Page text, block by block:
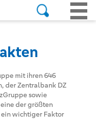
mit ihren 646
der Zentralbank DZ
sowie
der größten
wichtiger Faktor